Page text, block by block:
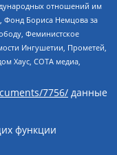
отношений им
Фонд Бориса Немцова за
Феминистское
Ингушетии, Прометей,
Хаус, СОТА медиа,
7756/ данные
функции